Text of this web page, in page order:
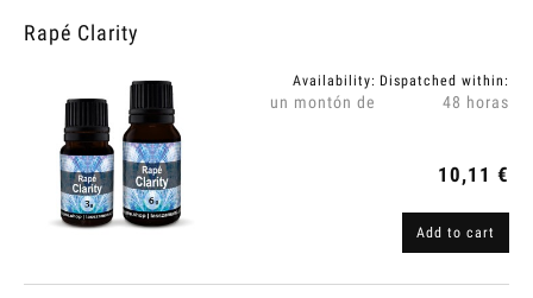
Rapé Clarity
Availability:
un montón de
Dispatched within:
48 horas
10,11 €
Add to cart